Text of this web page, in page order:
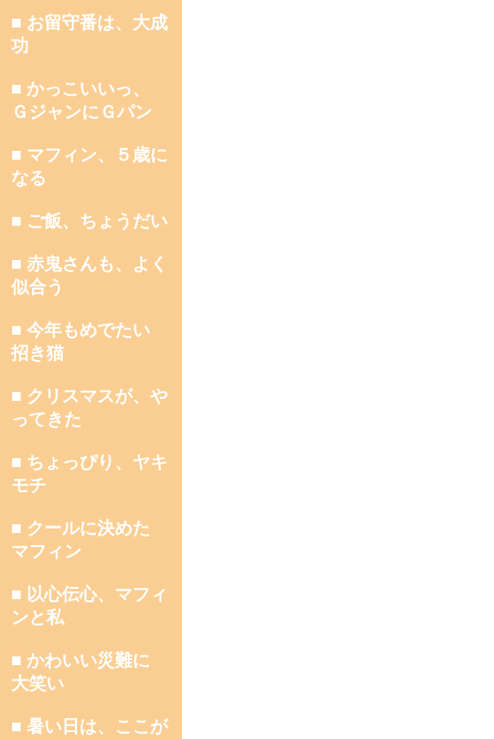
■ お留守番は、大成
功
■ かっこいいっ、
ＧジャンにＧパン
■ マフィン、５歳に
なる
■ ご飯、ちょうだい
■ 赤鬼さんも、よく
似合う
■ 今年もめでたい
招き猫
■ クリスマスが、や
ってきた
■ ちょっぴり、ヤキ
モチ
■ クールに決めた
マフィン
■ 以心伝心、マフィ
ンと私
■ かわいい災難に
大笑い
■ 暑い日は、ここが